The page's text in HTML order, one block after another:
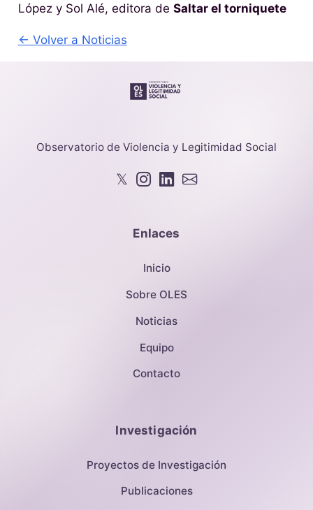
López y Sol Alé, editora de Saltar el torniquete
← Volver a Noticias
Observatorio de Violencia y Legitimidad Social
𝕏
Enlaces
Inicio
Sobre OLES
Noticias
Equipo
Contacto
Investigación
Proyectos de Investigación
Publicaciones